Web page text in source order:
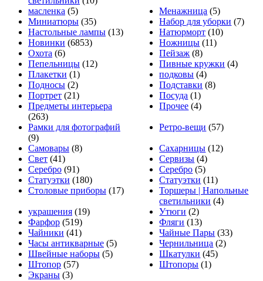
масленка (5) Менажница (5)
Миниатюры (35) Набор для уборки (7)
Настольные лампы (13) Натюрморт (10)
Новинки (6853) Ножницы (11)
Охота (6) Пейзаж (8)
Пепельницы (12) Пивные кружки (4)
Плакетки (1) подковы (4)
Подносы (2) Подставки (8)
Портрет (21) Посуда (1)
Предметы интерьера
(263)
Прочее (4)
Рамки для фотографий
(9)
Ретро-вещи (57)
Самовары (8) Сахарницы (12)
Свет (41) Сервизы (4)
Серебро (91) Серебро (5)
Статуэтки (180) Статуэтки (11)
Столовые приборы (17)
Торшеры | Напольные
светильники (4)
украшения (19) Утюги (2)
Фарфор (519) Фляги (13)
Чайники (41) Чайные Пары (33)
Часы антикварные (5) Чернильница (2)
Швейные наборы (5) Шкатулки (45)
Штопор (57) Штопоры (1)
Экраны (3)